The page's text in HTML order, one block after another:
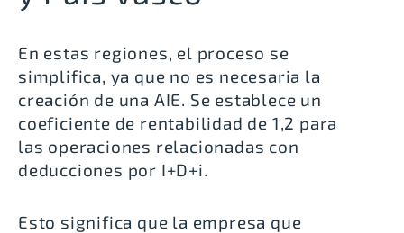
En estas regiones, el proceso se
simplifica, ya que no es necesaria la
creación de una AIE. Se establece un
coeficiente de rentabilidad de 1,2 para
las operaciones relacionadas con
deducciones por I+D+i.
Esto significa que la empresa que